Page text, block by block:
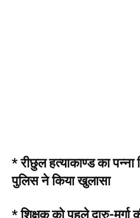
* रीछुल हत्याकाण्ड का
पुलिस ने किया खुलासा
* शिक्षक को पहले दारु-मुर्गा